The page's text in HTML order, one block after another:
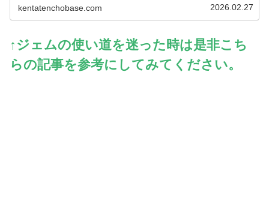
筆者が、多くのプレイヤーさんが迷...
kentatenchobase.com 2026.02.27
↑ジェムの使い道を迷った時は是非こち
らの記事を参考にしてみてください。